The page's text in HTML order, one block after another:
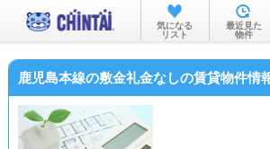
お部屋を探す
沿線・駅から
気になる
リスト
最近見た
物件
鹿児島本線の敷金礼金なしの賃貸物件情